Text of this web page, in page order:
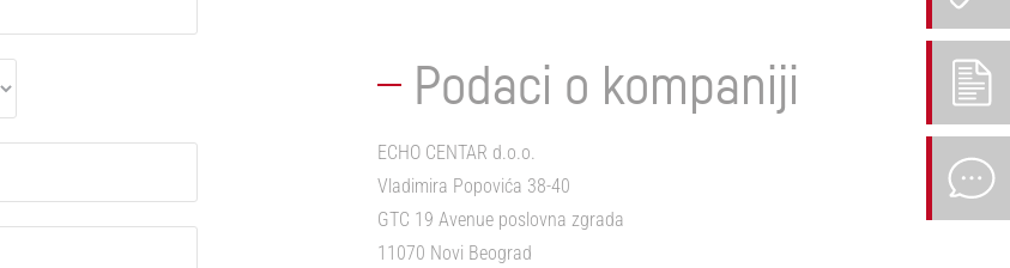
Podaci o kompaniji
ECHO CENTAR d.o.o.
Vladimira Popovića 38-40
GTC 19 Avenue poslovna zgrada
11070 Novi Beograd